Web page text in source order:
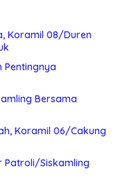
Koramil 08/Duren
Pentingnya
Bersama
Koramil 06/Cakung
Siskamling